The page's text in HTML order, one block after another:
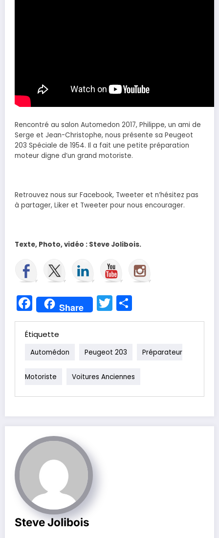
Rencontré au salon Automedon 2017, Philippe, un ami de
Serge et Jean-Christophe, nous présente sa Peugeot
203 Spéciale de 1954. Il a fait une petite préparation
moteur digne d’un grand motoriste.
Retrouvez nous sur Facebook, Tweeter et n’hésitez pas
à partager, Liker et Tweeter pour nous encourager.
Texte, Photo, vidéo : Steve Jolibois.
Facebook
Share Twitter
Étiquette
Automédon Peugeot 203 Préparateur
Motoriste Voitures Anciennes
Steve Jolibois